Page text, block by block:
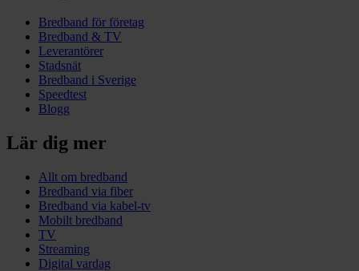
Bredband för företag
Bredband & TV
Leverantörer
Stadsnät
Bredband i Sverige
Speedtest
Blogg
Lär dig mer
Allt om bredband
Bredband via fiber
Bredband via kabel-tv
Mobilt bredband
TV
Streaming
Digital vardag